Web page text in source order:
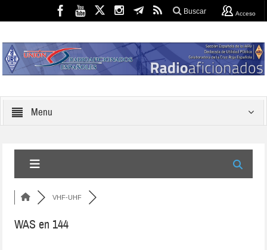
Buscar Acceso
Menu
VHF-UHF
WAS en 144